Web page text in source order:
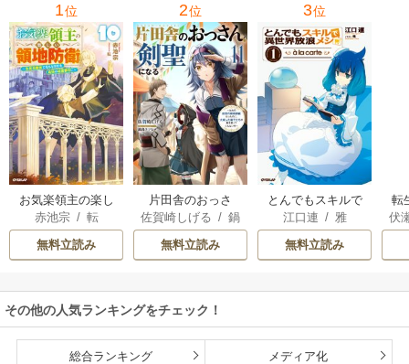
1位
お気楽領主の楽し
い領地防衛
赤池宗/ 転
無料立読み
2位
片田舎のおっさ
ん、剣聖になる
～ただの田舎の剣
術師範だったの
たちが俺を放って
くれない件～
佐賀崎しげる /鍋
島テツヒロ
無料立読み
3位
とんでもスキルで
異世界放浪メシ
江口連 / 雅
無料立読み
転
伏
その他の人気ランキングをチェック！
総合ランキング メディア化